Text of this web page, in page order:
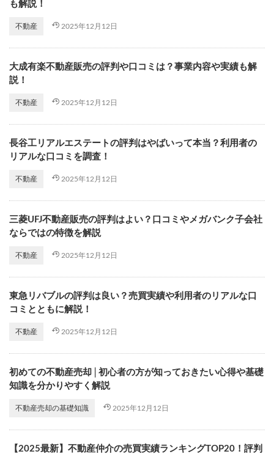
も解説！
不動産 2025年12月12日
大成有楽不動産販売の評判や口コミは？事業内容や実績も解
説！
不動産 2025年12月12日
長谷工リアルエステートの評判はやばいって本当？利用者の
リアルな口コミを調査！
不動産 2025年12月12日
三菱UFJ不動産販売の評判はよい？口コミやメガバンク子会社
ならではの特徴を解説
不動産 2025年12月12日
東急リバブルの評判は良い？売買実績や利用者のリアルな口
コミとともに解説！
不動産 2025年12月12日
初めての不動産売却│初心者の方が知っておきたい心得や基礎
知識を分かりやすく解説
不動産売却の基礎知識 2025年12月12日
【2025最新】不動産仲介の売買実績ランキングTOP20！評判